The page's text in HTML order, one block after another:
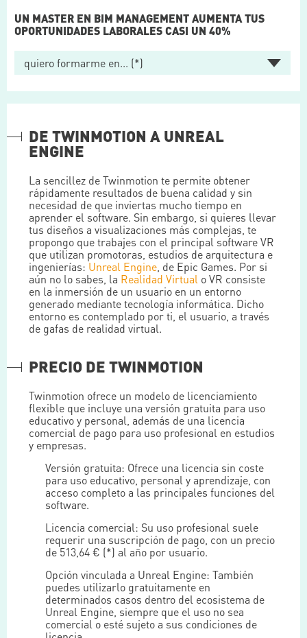
UN MASTER EN BIM MANAGEMENT AUMENTA TUS
OPORTUNIDADES LABORALES CASI UN 40%
DE TWINMOTION A UNREAL
ENGINE
La sencillez de Twinmotion te permite obtener
rápidamente resultados de buena calidad y sin
necesidad de que inviertas mucho tiempo en
aprender el software. Sin embargo, si quieres llevar
tus diseños a visualizaciones más complejas, te
propongo que trabajes con el principal software VR
que utilizan promotoras, estudios de arquitectura e
ingenierías:Unreal Engine , de Epic Games. Por si
aún no lo sabes, la Realidad Virtual o VR consiste
en la inmersión de un usuario en un entorno
generado mediante tecnología informática. Dicho
entorno es contemplado por ti, el usuario, a través
de gafas de realidad virtual.
PRECIO DE TWINMOTION
Twinmotion ofrece un modelo de licenciamiento
flexible que incluye una versión gratuita para uso
educativo y personal, además de una licencia
comercial de pago para uso profesional en estudios
y empresas.
Versión gratuita: Ofrece una licencia sin coste
para uso educativo, personal y aprendizaje, con
acceso completo a las principales funciones del
software.
Licencia comercial: Su uso profesional suele
requerir una suscripción de pago, con un precio
de 513,64 € (*) al año por usuario.
Opción vinculada a Unreal Engine: También
puedes utilizarlo gratuitamente en
determinados casos dentro del ecosistema de
Unreal Engine, siempre que el uso no sea
comercial o esté sujeto a sus condiciones de